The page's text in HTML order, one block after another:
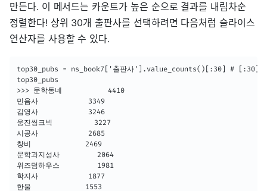
만든다. 이 메서드는 카운트가 높은 순으로 결과를 내림차순
정렬한다! 상위 30개 출판사를 선택하려면 다음처럼 슬라이스
연산자를 사용할 수 있다.
top30_pubs = ns_book7['출판사'].value_counts()[:30] # [:30] : 마
top30_pubs
>>> 문학동네           4410
민음사            3349
김영사            3246
웅진씽크빅          3227
시공사            2685
창비             2469
문학과지성사         2064
위즈덤하우스         1981
학지사            1877
한울             1553